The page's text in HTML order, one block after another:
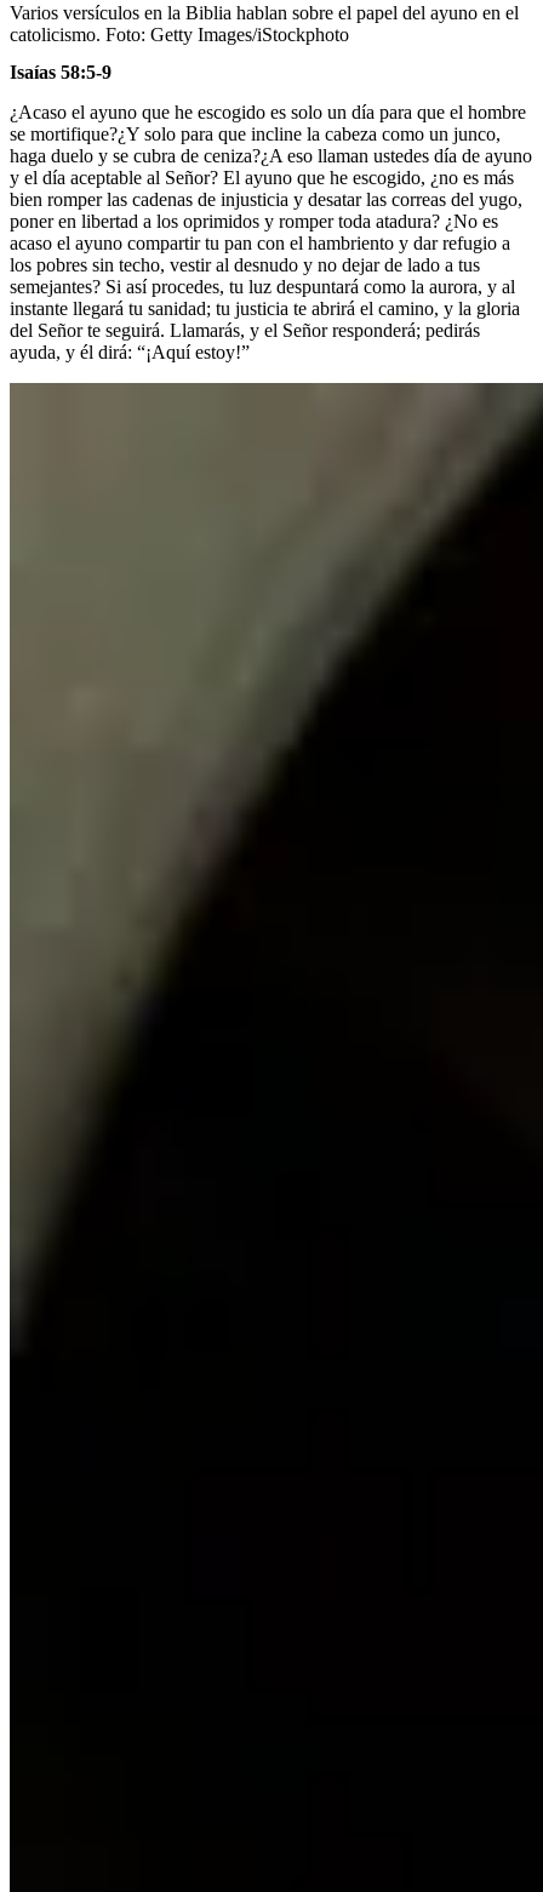
Varios versículos en la Biblia hablan sobre el papel del ayuno en el
catolicismo. Foto: Getty Images/iStockphoto
Isaías 58:5-9
¿Acaso el ayuno que he escogido es solo un día para que el hombre
se mortifique?¿Y solo para que incline la cabeza como un junco,
haga duelo y se cubra de ceniza?¿A eso llaman ustedes día de ayuno
y el día aceptable al Señor? El ayuno que he escogido, ¿no es más
bien romper las cadenas de injusticia y desatar las correas del yugo,
poner en libertad a los oprimidos y romper toda atadura? ¿No es
acaso el ayuno compartir tu pan con el hambriento y dar refugio a
los pobres sin techo, vestir al desnudo y no dejar de lado a tus
semejantes? Si así procedes, tu luz despuntará como la aurora, y al
instante llegará tu sanidad; tu justicia te abrirá el camino, y la gloria
del Señor te seguirá. Llamarás, y el Señor responderá; pedirás
ayuda, y él dirá: “¡Aquí estoy!”